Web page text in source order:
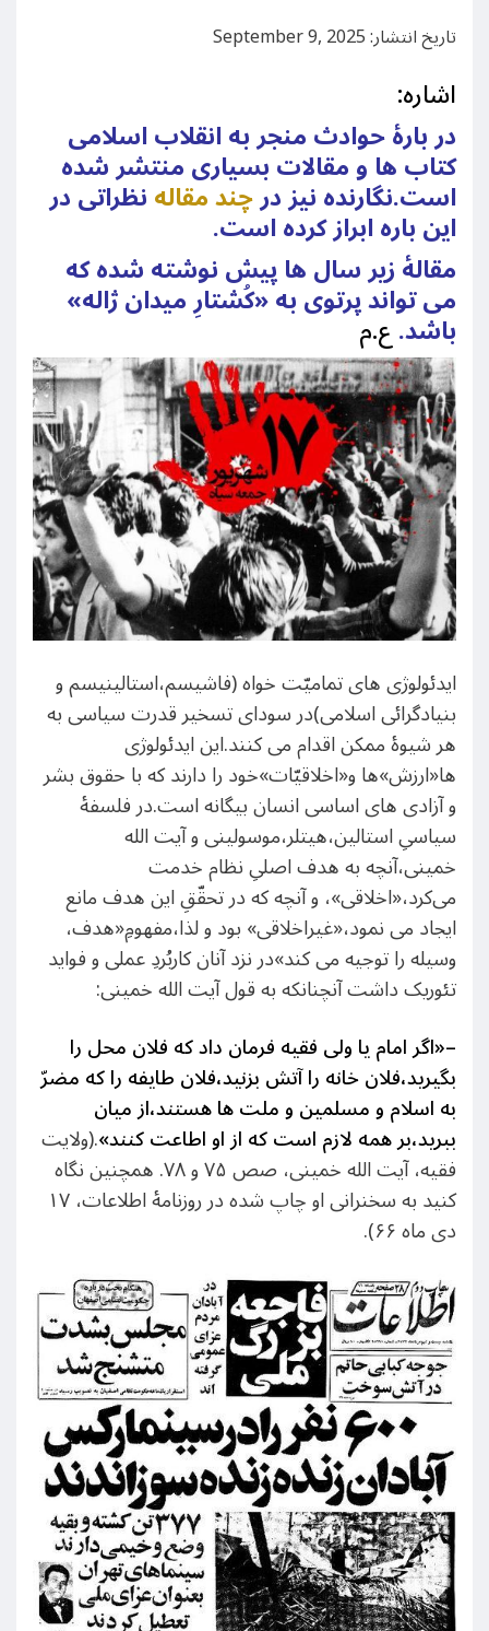
تاریخ انتشار: September 9, 2025
اشاره:
در بارۀ حوادث منجر به انقلاب اسلامی
کتاب ها و مقالات بسیاری منتشر شده
است.نگارنده نیز درچند مقالهنظراتی در
این باره ابراز کرده است.
مقالۀ زیر سال ها پیش نوشته شده که
می تواند پرتوی به «کُشتارِ میدان ژاله»
باشد.ع.م
ایدئولوژی های تمامیّت خواه (فاشیسم،استالینیسم و
بنیادگرائی اسلامی)در سودای تسخیر قدرت سیاسی به
هر شیوۀ ممکن اقدام می کنند.این ایدئولوژی
ها«ارزش»ها و«اخلاقیّات»خود را دارند که با حقوق بشر
و آزادی های اساسی انسان بیگانه است.در فلسفۀ
سیاسیِ استالین،هیتلر،موسولینی و آیت الله
خمینی،آنچه به هدف اصلیِ نظام خدمت
می‌کرد،«اخلاقی»، و آنچه که در تحقّقِ این هدف مانع
ایجاد می نمود،«غیراخلاقی» بود و لذا،مفهومِ«هدف،
وسیله را توجیه می کند»در نزد آنان کاربُردِ عملی و فواید
تئوریک داشت آنچنانکه به قول آیت الله خمینی:
–«اگر امام یا ولی فقیه فرمان داد که فلان محل را
بگیرید،فلان خانه را آتش بزنید،فلان طایفه را که مضرّ
به اسلام و مسلمین و ملت ها هستند،از میان
ببرید،بر همه لازم است که از او اطاعت کنند».(ولایت
فقیه، آیت الله خمینی، صص ۷۵ و ۷۸. همچنین نگاه
کنید به سخنرانی او چاپ شده در روزنامۀ اطلاعات، ۱۷
دی ماه ۶۶).